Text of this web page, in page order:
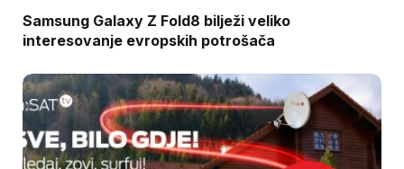
Samsung Galaxy Z Fold8 bilježi veliko
interesovanje evropskih potrošača